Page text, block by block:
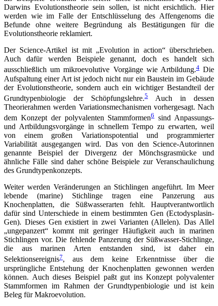
Darwins Evolutionstheorie sein sollen, ist nicht ersichtlich. Hier
werden wie im Falle der Entschlüsselung des Affengenoms die
Befunde ohne weitere Begründung als Bestätigungen für die
Evolutionstheorie reklamiert.
Der Science-Artikel ist mit „Evolution in action“ überschrieben.
Auch dafür werden Beispiele genannt, doch es handelt sich
ausschließlich um mikroevolutive Vorgänge wie Artbildung.4Die
Aufspaltung einer Art ist jedoch nicht nur ein Baustein im Gebäude
der Evolutionstheorie, sondern auch ein wichtiger Bestandteil der
Grundtypenbiologie der Schöpfungslehre.5
Auch in dessen
Theorierahmen werden Variationsmechanismen vorhergesagt. Nach
dem Konzept der polyvalenten Stammformen6sind Anpassungs-
und Artbildungsvorgänge in schnellem Tempo zu erwarten, weil
von einem großen Variationspotential und programmierter
Variabilität ausgegangen wird. Das von den Science-Autorinnen
genannte Beispiel der Divergenz der Mönchsgrasmücke und
ähnliche Fälle sind daher schöne Beispiele zur Veranschaulichung
des Grundtypenkonzepts.
Weiter werden Veränderungen an Stichlingen angeführt. Im Meer
lebende (marine) Stichlinge tragen eine Panzerung aus
Knochenplatten, die Süßwasserarten fehlt. Hauptverantwortlich
dafür sind Unterschiede in einem bestimmten Gen (Ectodysplasin-
Gen). Dieses Gen existiert in zwei Varianten (Allelen). Das Allel
„ungepanzert“ kommt mit geringer Häufigkeit auch in marinen
Stichlingen vor. Die fehlende Panzerung der Süßwasser-Stichlinge,
die aus marinen Arten entstanden sind, ist daher ein
Selektionsereignis7, aus dem keine Erkenntnisse über die
ursprüngliche Entstehung der Knochenplatten gewonnen werden
können. Auch dieses Beispiel paßt gut ins Konzept polyvalenter
Stammformen im Rahmen der Grundtypenbiologie und ist kein
Beleg für Makroevolution.